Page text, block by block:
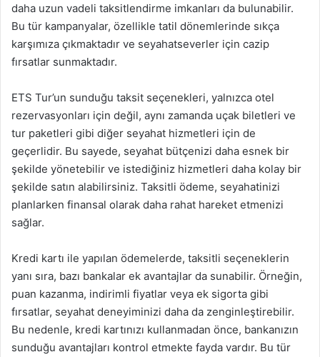
daha uzun vadeli taksitlendirme imkanları da bulunabilir.
Bu tür kampanyalar, özellikle tatil dönemlerinde sıkça
karşımıza çıkmaktadır ve seyahatseverler için cazip
fırsatlar sunmaktadır.
ETS Tur’un sunduğu taksit seçenekleri, yalnızca otel
rezervasyonları için değil, aynı zamanda uçak biletleri ve
tur paketleri gibi diğer seyahat hizmetleri için de
geçerlidir. Bu sayede, seyahat bütçenizi daha esnek bir
şekilde yönetebilir ve istediğiniz hizmetleri daha kolay bir
şekilde satın alabilirsiniz. Taksitli ödeme, seyahatinizi
planlarken finansal olarak daha rahat hareket etmenizi
sağlar.
Kredi kartı ile yapılan ödemelerde, taksitli seçeneklerin
yanı sıra, bazı bankalar ek avantajlar da sunabilir. Örneğin,
puan kazanma, indirimli fiyatlar veya ek sigorta gibi
fırsatlar, seyahat deneyiminizi daha da zenginleştirebilir.
Bu nedenle, kredi kartınızı kullanmadan önce, bankanızın
sunduğu avantajları kontrol etmekte fayda vardır. Bu tür